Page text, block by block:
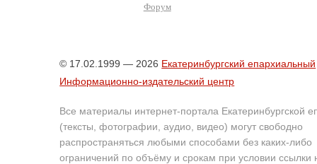
Форум
© 17.02.1999 — 2026 Екатеринбургский епархиальный
Информационно-издательский центр
Все материалы интернет-портала Екатеринбургской
(тексты, фотографии, аудио, видео) могут свободно
распространяться любыми способами без каких-либо
ограничений по объёму и срокам при условии ссылки